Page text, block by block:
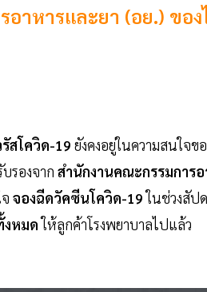
าหารและยา (อย.) ขอ
สโควิด-19 ยังคงอยู่ในความสนใจ
รองจาก สำนักงานคณะกรรมการ
จองฉีดวัคซีนโควิด-19ในช่วงสัป
งหมดให้ลูกค้าโรงพยาบาลไปแล้ว